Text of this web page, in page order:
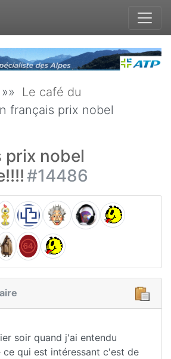
»» Le café du
français prix nobel
prix nobel
#14486
soir quand j'ai entendu
ce qui est intéressant c'est de